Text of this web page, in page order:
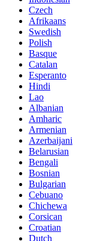
Czech
Afrikaans
Swedish
Polish
Basque
Catalan
Esperanto
Hindi
Lao
Albanian
Amharic
Armenian
Azerbaijani
Belarusian
Bengali
Bosnian
Bulgarian
Cebuano
Chichewa
Corsican
Croatian
Dutch